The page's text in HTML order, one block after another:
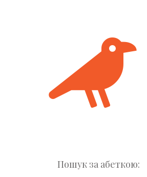
Пошук за абеткою: